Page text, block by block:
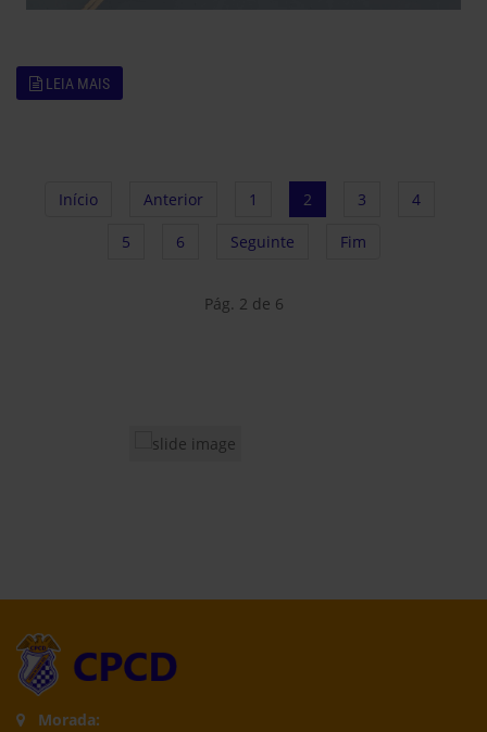
LEIA MAIS
Início Anterior 1 2 3 4
5 6 Seguinte Fim
Pág. 2 de 6
Morada: